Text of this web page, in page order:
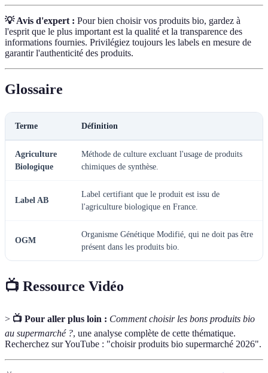
💡 Avis d'expert : Pour bien choisir vos produits bio, gardez à
l'esprit que le plus important est la qualité et la transparence des
informations fournies. Privilégiez toujours les labels en mesure de
garantir l'authenticité des produits.
Glossaire
Terme Définition
Agriculture
Biologique
Méthode de culture excluant l'usage de produits
chimiques de synthèse.
Label AB
Label certifiant que le produit est issu de
l'agriculture biologique en France.
OGM
Organisme Génétique Modifié, qui ne doit pas être
présent dans les produits bio.
📺 Ressource Vidéo
> 📺 Pour aller plus loin : Comment choisir les bons produits bio
au supermarché ?, une analyse complète de cette thématique.
Recherchez sur YouTube : "choisir produits bio supermarché 2026".